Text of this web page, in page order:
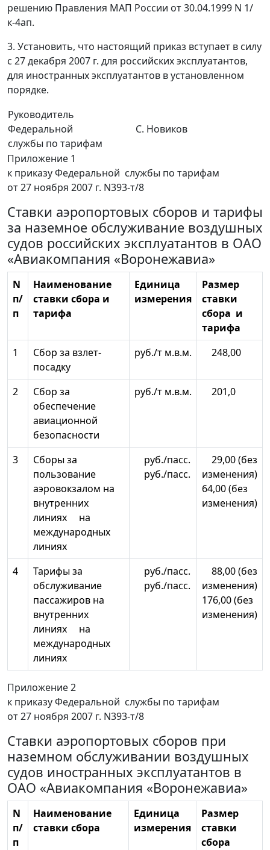
решению Правления МАП России от 30.04.1999 N 1/
к-4ап.
3. Установить, что настоящий приказ вступает в силу
с 27 декабря 2007 г. для российских эксплуатантов,
для иностранных эксплуатантов в установленном
порядке.
Руководитель
Федеральной
службы по тарифам
С. Новиков
Приложение 1
к приказу Федеральной службы по тарифам
от 27 ноября 2007 г. N393-т/8
Ставки аэропортовых сборов и тарифы
за наземное обслуживание воздушных
судов российских эксплуатантов в ОАО
«Авиакомпания «Воронежавиа»
N
п/
п
Наименование
ставки сбора и
тарифа
Единица
измерения
Размер
ставки
сбора и
тарифа
1
Сбор за взлет-
посадку
руб./т м.в.м. 248,00
2
Сбор за
обеспечение
авиационной
безопасности
руб./т м.в.м. 201,0
3
Сборы за
пользование
аэровокзалом на
внутренних
линиях на
международных
линиях
руб./пасс.
руб./пасс.
29,00 (без
изменения)
64,00 (без
изменения)
4
Тарифы за
обслуживание
пассажиров на
внутренних
линиях на
международных
линиях
руб./пасс.
руб./пасс.
88,00 (без
изменения)
176,00 (без
изменения)
Приложение 2
к приказу Федеральной службы по тарифам
от 27 ноября 2007 г. N393-т/8
Ставки аэропортовых сборов при
наземном обслуживании воздушных
судов иностранных эксплуатантов в
ОАО «Авиакомпания «Воронежавиа»
N
п/
п
Наименование
ставки сбора
Единица
измерения
Размер
ставки
сбора